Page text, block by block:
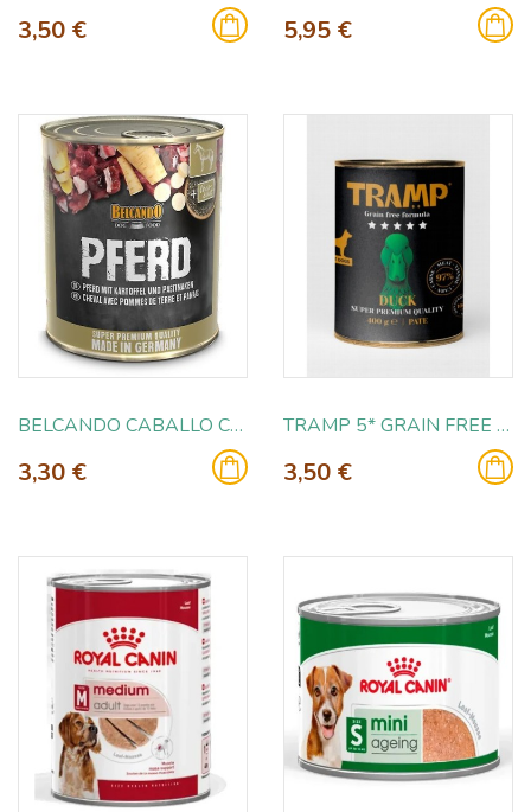
3,50 € 5,95 €
BELCANDO CABALLO CON PATATAS Y CHIRIVIAS 400GR
3,30 €
TRAMP 5* GRAIN FREE DUCK 400 GR
3,50 €